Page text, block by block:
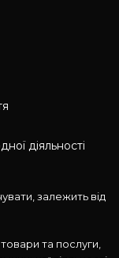
діяльності
залежить від
та послуги,